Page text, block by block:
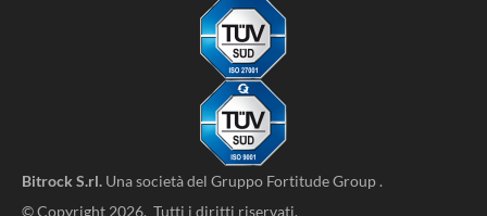
Bitrock S.rl. Una società del Gruppo Fortitude Group.
© Copyright 2026. Tutti i diritti riservati.